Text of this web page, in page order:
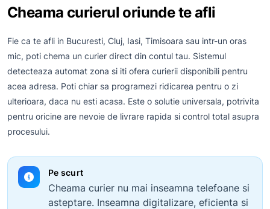
Cheama curierul oriunde te afli
Fie ca te afli in Bucuresti, Cluj, Iasi, Timisoara sau intr-un oras
mic, poti chema un curier direct din contul tau. Sistemul
detecteaza automat zona si iti ofera curierii disponibili pentru
acea adresa. Poti chiar sa programezi ridicarea pentru o zi
ulterioara, daca nu esti acasa. Este o solutie universala, potrivita
pentru oricine are nevoie de livrare rapida si control total asupra
procesului.
Pe scurt
Cheama curier nu mai inseamna telefoane si
asteptare. Inseamna digitalizare, eficienta si